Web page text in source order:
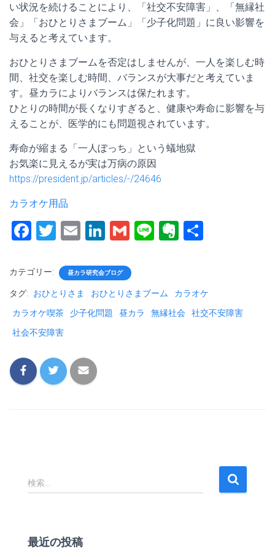
い状況を続けることにより、「社交不安障害」、「無縁社
会」「おひとりさまブーム」「少子化問題」に良い影響を
与えると考えています。
おひとりさまブームを否定はしませんが、一人を楽しむ時
間、社交を楽しむ時間、バランスが大事だと考えていま
す。昼カラによりバランスは保たれます。
ひとりの時間が長くなりすぎると、健康や寿命に影響を与
えることが、医学的にも問題視されています。
寿命が縮まる「一人ぼっち」という蟻地獄
お気楽に見えるが実は万病の原因
https://president.jp/articles/-/24646
カラオケ用品
F
ce
b
o
ok
T
tt
er
E
ai
l
Li
e
dI
n
G
ai
l
Li
E
ot
e
カテゴリー: 昼カラ研究会ブログ
タグ: おひとりさま おひとりさまブーム
カラオケ
カラオケ喫茶
少子化問題 昼カラ 無縁社会
社交不安障害
社会不安障害
検
索
検索…
最近の投稿